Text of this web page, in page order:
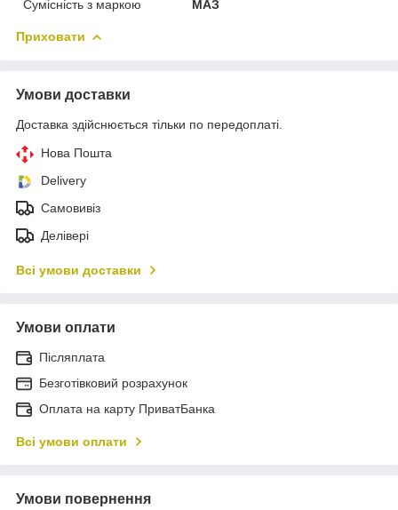
Сумісність з маркою
МАЗ
Приховати
Умови доставки
Доставка здійснюється тільки по передоплаті.
Нова Пошта
Delivery
Самовивіз
Делівері
Всі умови доставки
Умови оплати
Післяплата
Безготівковий розрахунок
Оплата на карту ПриватБанка
Всі умови оплати
Умови повернення